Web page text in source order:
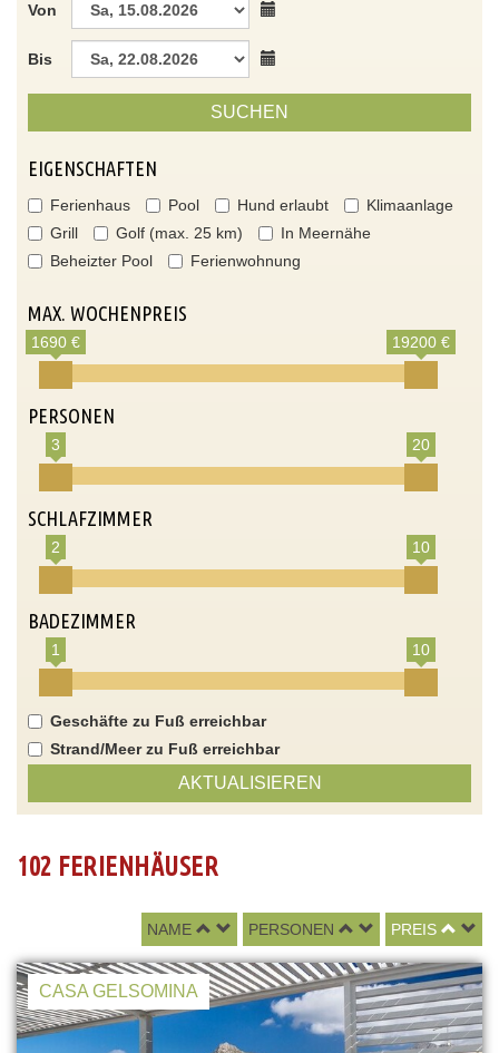
Von
Bis
SUCHEN
EIGENSCHAFTEN
Ferienhaus Pool Hund erlaubt
Klimaanlage
Grill
Golf (max. 25 km)
In Meernähe
Beheizter Pool
Ferienwohnung
MAX. WOCHENPREIS
1690 € 19200 €
PERSONEN
3 20
SCHLAFZIMMER
2 10
BADEZIMMER
1 10
Geschäfte zu Fuß erreichbar
Strand/Meer zu Fuß erreichbar
AKTUALISIEREN
102 FERIENHÄUSER
NAME PERSONEN PREIS
CASA GELSOMINA